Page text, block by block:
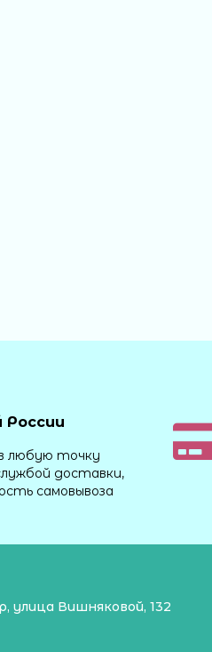
России
любую точку
доставки,
самовывоза
улица Вишняковой, 132